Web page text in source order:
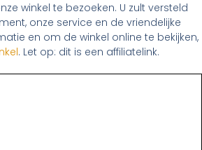
winkel te bezoeken. U zult versteld
onze service en de vriendelijke
en om de winkel online te bekijken,
. Let op: dit is een affiliatelink.